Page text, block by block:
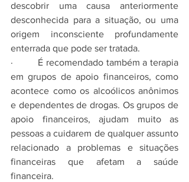
descobrir uma causa anteriormente
desconhecida para a situação, ou uma
origem inconsciente profundamente
enterrada que pode ser tratada.
·         É recomendado também a terapia
em grupos de apoio financeiros, como
acontece como os alcoólicos anônimos
e dependentes de drogas. Os grupos de
apoio financeiros, ajudam muito as
pessoas a cuidarem de qualquer assunto
relacionado a problemas e situações
financeiras que afetam a saúde
financeira.